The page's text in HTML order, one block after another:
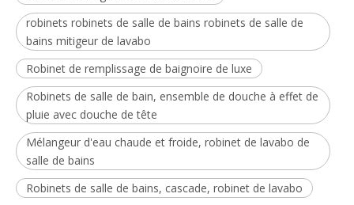
robinets robinets de salle de bains robinets de salle de
bains mitigeur de lavabo
Robinet de remplissage de baignoire de luxe
Robinets de salle de bain, ensemble de douche à effet de
pluie avec douche de tête
Mélangeur d'eau chaude et froide, robinet de lavabo de
salle de bains
Robinets de salle de bains, cascade, robinet de lavabo